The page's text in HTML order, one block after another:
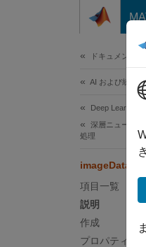
コンテンツへスキップ
ドキュメンテ
AI および統計
Deep Learning
深層ニューラル
処理
項目一覧
説明
作成
プロパティ